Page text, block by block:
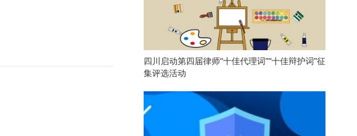
四川启动第四届律师“十佳代理词”“十佳辩护词”征
集评选活动